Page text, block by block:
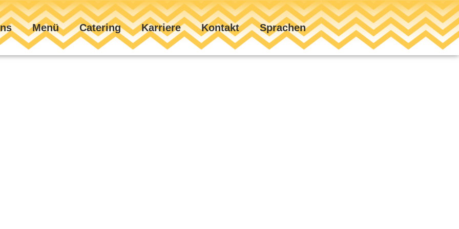
Menü Catering Karriere Kontakt Sprachen